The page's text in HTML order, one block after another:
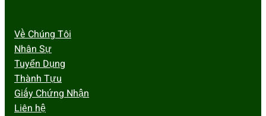
Về Chúng Tôi
Nhân Sự
Tuyển Dụng
Thành Tựu
Giấy Chứng Nhận
Liên hệ